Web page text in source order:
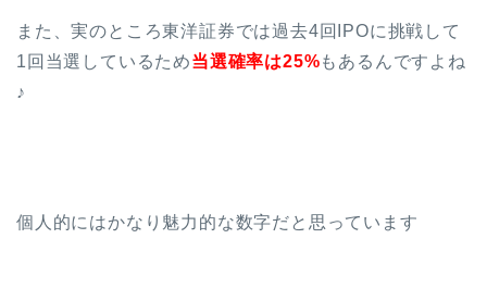
また、実のところ東洋証券では過去4回IPOに挑戦して
1回当選しているため当選確率は25%もあるんですよね
♪
個人的にはかなり魅力的な数字だと思っています